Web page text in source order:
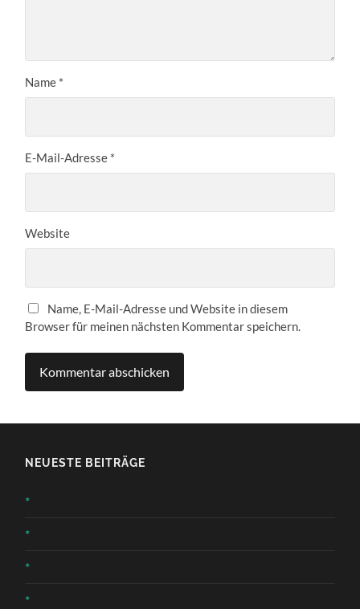
Name *
E-Mail-Adresse *
Website
Name, E-Mail-Adresse und Website in diesem
Browser für meinen nächsten Kommentar speichern.
NEUESTE BEITRÄGE
*
*
*
*